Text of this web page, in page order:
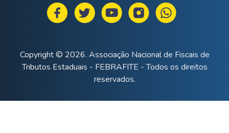
Copyright © 2026. Associação Nacional de Fiscais de
Tributos Estaduais - FEBRAFITE - Todos os direitos
reservados.